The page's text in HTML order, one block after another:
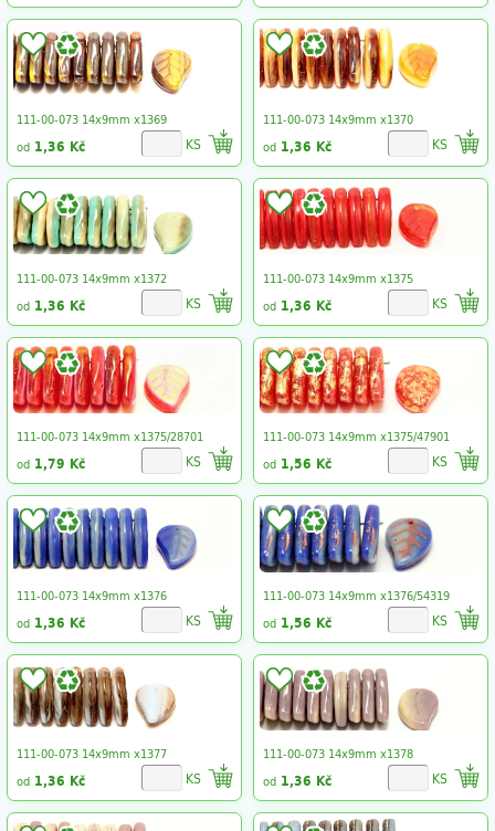
111-00-073 14x9mm x1369
od 1,36 Kč KS
111-00-073 14x9mm x1370
od 1,36 Kč KS
111-00-073 14x9mm x1372
od 1,36 Kč KS
111-00-073 14x9mm x1375
od 1,36 Kč KS
111-00-073 14x9mm x1375/28701
od 1,79 Kč KS
111-00-073 14x9mm x1375/47901
od 1,56 Kč KS
111-00-073 14x9mm x1376
od 1,36 Kč KS
111-00-073 14x9mm x1376/54319
od 1,56 Kč KS
111-00-073 14x9mm x1377
od 1,36 Kč KS
111-00-073 14x9mm x1378
od 1,36 Kč KS